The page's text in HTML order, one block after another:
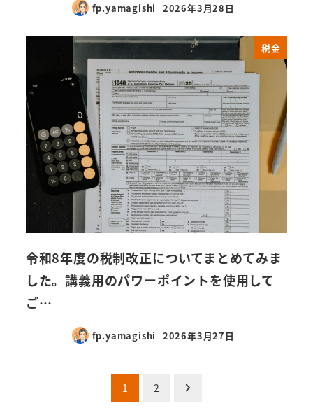
fp.yamagishi 2026年3月28日
税金
令和8年度の税制改正についてまとめてみま
した。講義用のパワーポイントを使用して
ご…
fp.yamagishi 2026年3月27日
1 2